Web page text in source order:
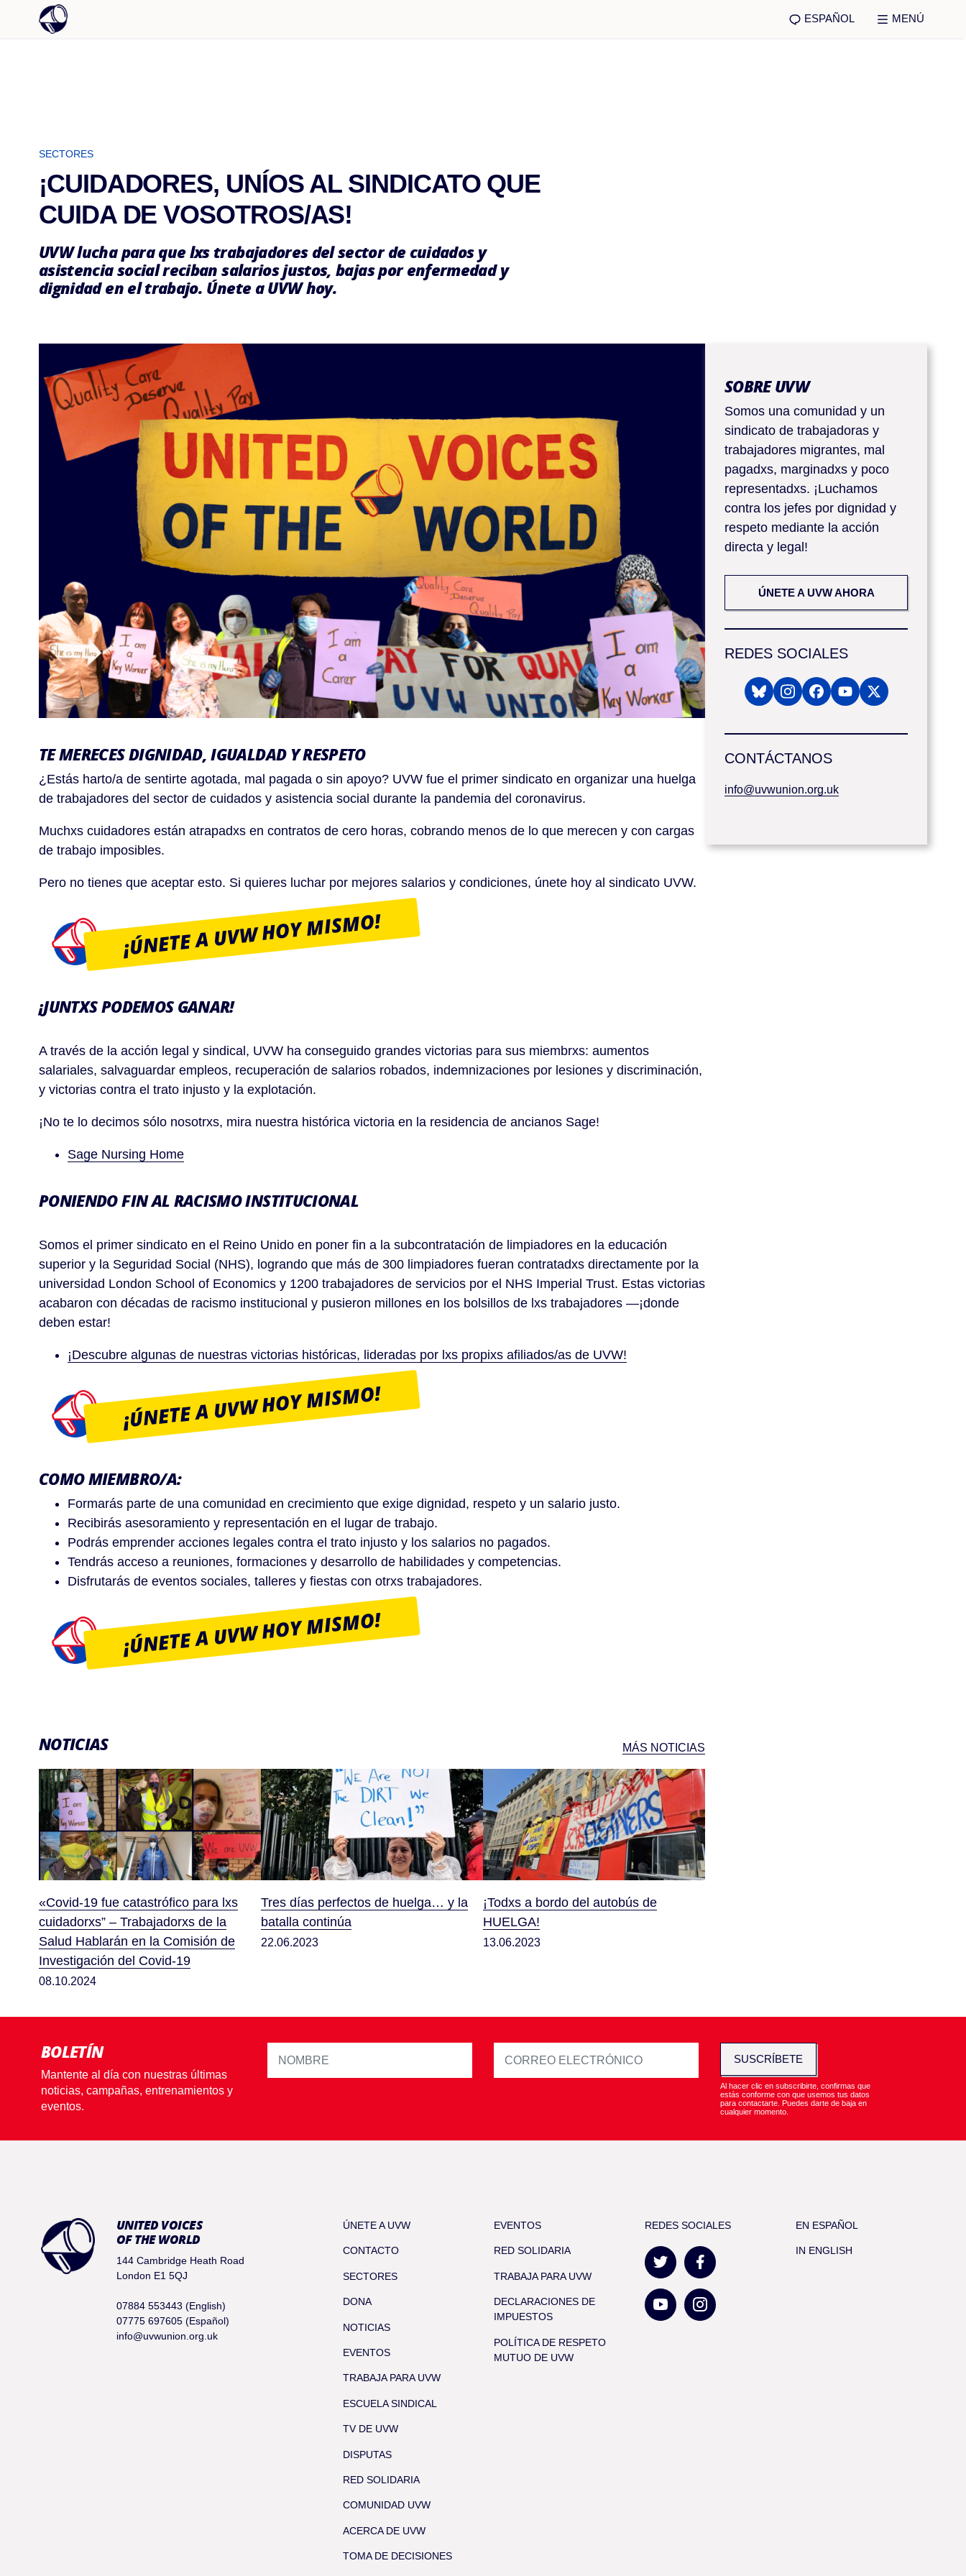
ESPAÑOL MENÚ
SECTORES
¡CUIDADORES, UNÍOS AL SINDICATO QUE
CUIDA DE VOSOTROS/AS!
UVW lucha para que lxs trabajadores del sector de cuidados y
asistencia social reciban salarios justos, bajas por enfermedad y
dignidad en el trabajo. Únete a UVW hoy.
TE MERECES DIGNIDAD, IGUALDAD Y RESPETO
¿Estás harto/a de sentirte agotada, mal pagada o sin apoyo? UVW fue el primer sindicato en organizar una huelga
de trabajadores del sector de cuidados y asistencia social durante la pandemia del coronavirus.
Muchxs cuidadores están atrapadxs en contratos de cero horas, cobrando menos de lo que merecen y con cargas
de trabajo imposibles.
Pero no tienes que aceptar esto. Si quieres luchar por mejores salarios y condiciones, únete hoy al sindicato UVW.
¡ÚNETE A UVW HOY MISMO!
¡JUNTXS PODEMOS GANAR!
A través de la acción legal y sindical, UVW ha conseguido grandes victorias para sus miembrxs: aumentos
salariales, salvaguardar empleos, recuperación de salarios robados, indemnizaciones por lesiones y discriminación,
y victorias contra el trato injusto y la explotación.
¡No te lo decimos sólo nosotrxs, mira nuestra histórica victoria en la residencia de ancianos Sage!
Sage Nursing Home
PONIENDO FIN AL RACISMO INSTITUCIONAL
Somos el primer sindicato en el Reino Unido en poner fin a la subcontratación de limpiadores en la educación
superior y la Seguridad Social (NHS), logrando que más de 300 limpiadores fueran contratadxs directamente por la
universidad London School of Economics y 1200 trabajadores de servicios por el NHS Imperial Trust. Estas victorias
acabaron con décadas de racismo institucional y pusieron millones en los bolsillos de lxs trabajadores —¡donde
deben estar!
¡Descubre algunas de nuestras victorias históricas, lideradas por lxs propixs afiliados/as de UVW!
¡ÚNETE A UVW HOY MISMO!
COMO MIEMBRO/A:
Formarás parte de una comunidad en crecimiento que exige dignidad, respeto y un salario justo.
Recibirás asesoramiento y representación en el lugar de trabajo.
Podrás emprender acciones legales contra el trato injusto y los salarios no pagados.
Tendrás acceso a reuniones, formaciones y desarrollo de habilidades y competencias.
Disfrutarás de eventos sociales, talleres y fiestas con otrxs trabajadores.
¡ÚNETE A UVW HOY MISMO!
NOTICIAS MÁS NOTICIAS
«Covid-19 fue catastrófico para lxs
cuidadorxs” – Trabajadorxs de la
Salud Hablarán en la Comisión de
Investigación del Covid-19
08.10.2024
Tres días perfectos de huelga… y la
batalla continúa
22.06.2023
¡Todxs a bordo del autobús de
HUELGA!
13.06.2023
SOBRE UVW
Somos una comunidad y un
sindicato de trabajadoras y
trabajadores migrantes, mal
pagadxs, marginadxs y poco
representadxs. ¡Luchamos
contra los jefes por dignidad y
respeto mediante la acción
directa y legal!
ÚNETE A UVW AHORA
REDES SOCIALES
CONTÁCTANOS
info@uvwunion.org.uk
BOLETÍN
Mantente al día con nuestras últimas
noticias, campañas, entrenamientos y
eventos.
SUSCRÍBETE
Al hacer clic en subscribirte, confirmas que
estás conforme con que usemos tus datos
para contactarte. Puedes darte de baja en
cualquier momento.
UNITED VOICES
OF THE WORLD
144 Cambridge Heath Road
London E1 5QJ
07884 553443 (English)
07775 697605 (Español)
info@uvwunion.org.uk
ÚNETE A UVW
CONTACTO
SECTORES
DONA
NOTICIAS
EVENTOS
TRABAJA PARA UVW
ESCUELA SINDICAL
TV DE UVW
DISPUTAS
RED SOLIDARIA
COMUNIDAD UVW
ACERCA DE UVW
TOMA DE DECISIONES
EVENTOS
RED SOLIDARIA
TRABAJA PARA UVW
DECLARACIONES DE
IMPUESTOS
POLÍTICA DE RESPETO
MUTUO DE UVW
REDES SOCIALES EN ESPAÑOL
IN ENGLISH